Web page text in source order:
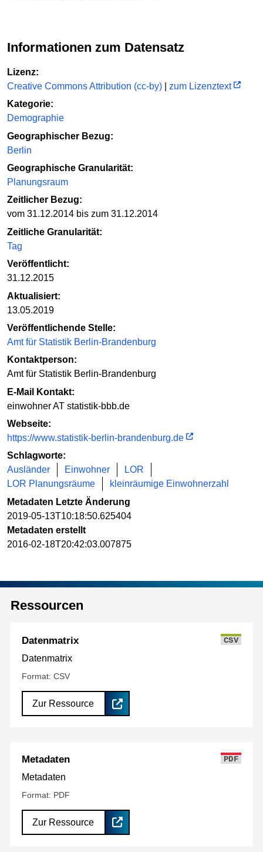
Informationen zum Datensatz
Lizenz:
Creative Commons Attribution (cc-by)
zum Lizenztext
Kategorie:
Demographie
Geographischer Bezug:
Berlin
Geographische Granularität:
Planungsraum
Zeitlicher Bezug:
vom 31.12.2014 bis zum 31.12.2014
Zeitliche Granularität:
Tag
Veröffentlicht:
31.12.2015
Aktualisiert:
13.05.2019
Veröffentlichende Stelle:
Amt für Statistik Berlin-Brandenburg
Kontaktperson:
Amt für Statistik Berlin-Brandenburg
E-Mail Kontakt:
einwohner AT statistik-bbb.de
Webseite:
https://www.statistik-berlin-brandenburg.de
Schlagworte:
Ausländer
Einwohner
LOR
LOR Planungsräume
kleinräumige Einwohnerzahl
Metadaten Letzte Änderung
2019-05-13T10:18:50.625404
Metadaten erstellt
2016-02-18T20:42:03.007875
Ressourcen
Datenmatrix CSV
Datenmatrix
Format: CSV
Zur Ressource
Metadaten PDF
Metadaten
Format: PDF
Zur Ressource